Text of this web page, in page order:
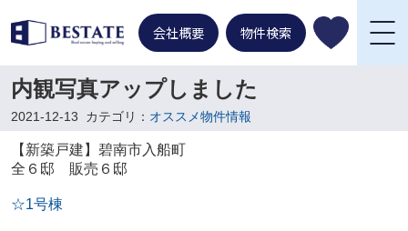
会社概要 物件検索
内観写真アップしました
2021-12-13 カテゴリ： オススメ物件情報
【新築戸建】碧南市入船町
全６邸 販売６邸
☆1号棟